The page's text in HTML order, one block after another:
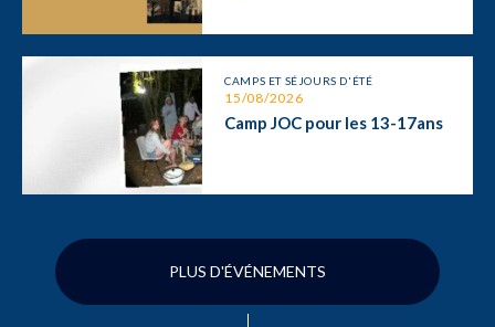
PLUS D'ÉVÉNEMENTS
CAMPS ET SÉJOURS D'ÉTÉ
15/08/2026
Camp JOC pour les 13-17ans